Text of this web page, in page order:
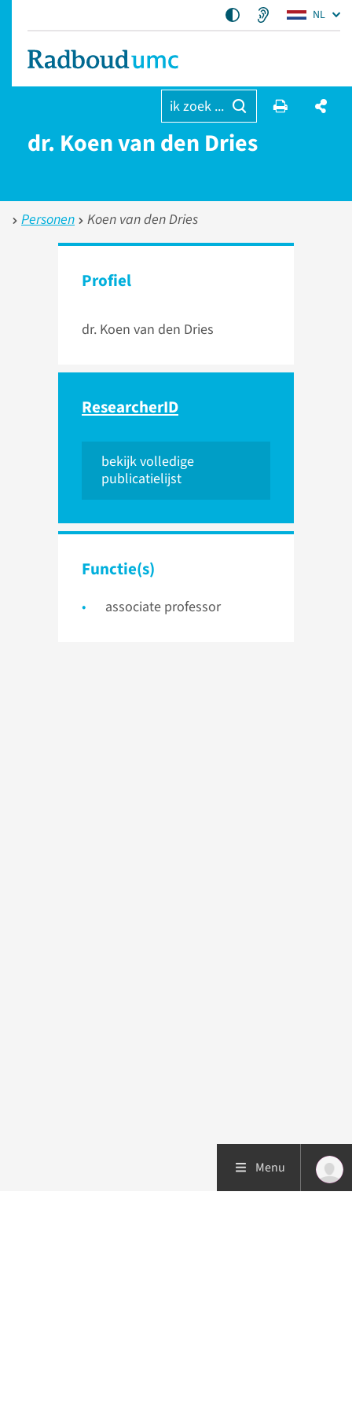
NL
ik zoek ...
dr. Koen van den Dries
Personen Koen van den Dries
Profiel
dr. Koen van den Dries
ResearcherID
bekijk volledige
publicatielijst
Functie(s)
associate professor
Menu